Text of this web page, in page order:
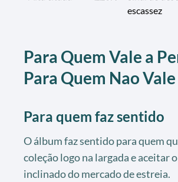
escassez
Para Quem Vale a
Para Quem Nao Vale
Para quem faz sentido
O álbum faz sentido para quem
coleção logo na largada e aceitar
inclinado do mercado de estreia.